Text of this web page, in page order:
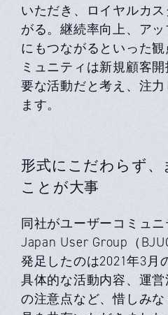
いただき、ロイヤルカ
がる。継続率向上、ア
にもつながるといった
ミュニティは新規顧客
要な活動だと考え、注
ます。
形式にこだわらず
ことが大事
同社がユーザーコミュ
Japan User Group（
発足したのは2021年3月
具体的な活動内容、運
の注意点など、惜しみ